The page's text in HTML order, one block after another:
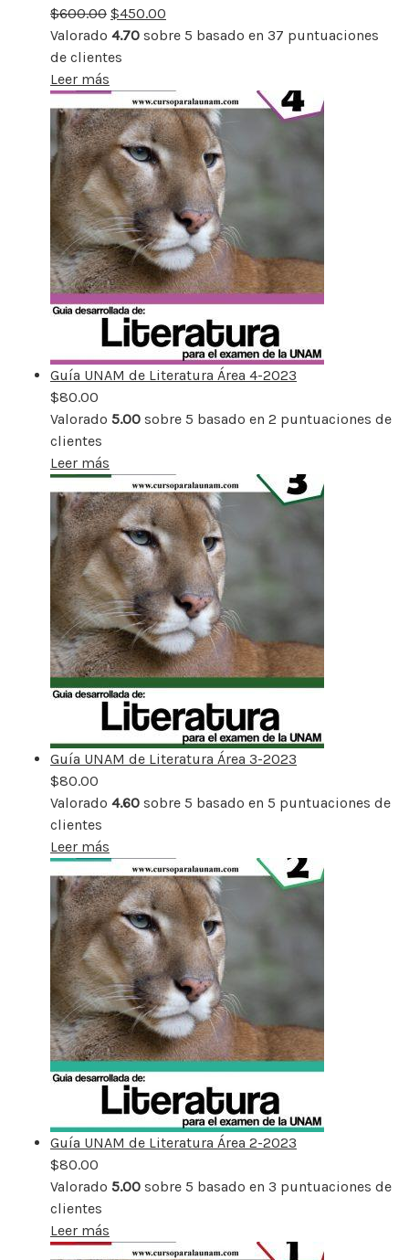
rebajado
$600.00 $450.00
Valorado 4.70 sobre 5 basado en 37 puntuaciones
de clientes
Leer más
Guía UNAM de Literatura Área 4-2023
$80.00
Valorado 5.00 sobre 5 basado en 2 puntuaciones de
clientes
Leer más
Guía UNAM de Literatura Área 3-2023
$80.00
Valorado 4.60 sobre 5 basado en 5 puntuaciones de
clientes
Leer más
Guía UNAM de Literatura Área 2-2023
$80.00
Valorado 5.00 sobre 5 basado en 3 puntuaciones de
clientes
Leer más